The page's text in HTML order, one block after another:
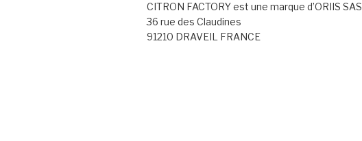
CITRON FACTORY est une marque d’ORIIS SAS
36 rue des Claudines
91210 DRAVEIL FRANCE